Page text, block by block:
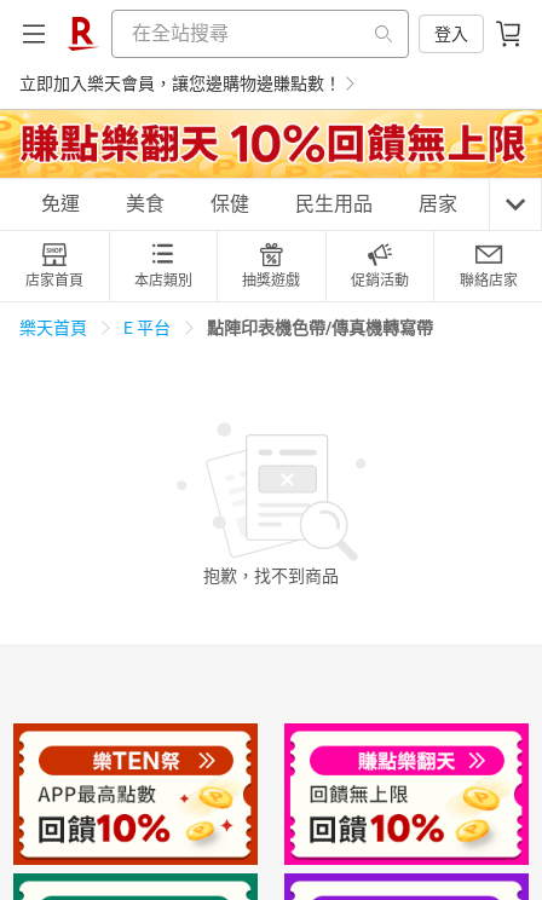
登入
立即加入樂天會員，讓您邊購物邊賺點數！
購物網分類
天天免運 美食蛋糕 養生保健 民生用品
化妝保養
免運 美食 保健 民生用品 居家 3C
店家首頁 本店類別 抽獎遊戲 促銷活動 聯絡店家
樂天首頁 E 平台 點陣印表機色帶/傳真機轉寫帶
抱歉，找不到 商品